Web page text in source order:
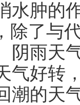
水肿的
除了与
阴雨天
气好转
潮的天